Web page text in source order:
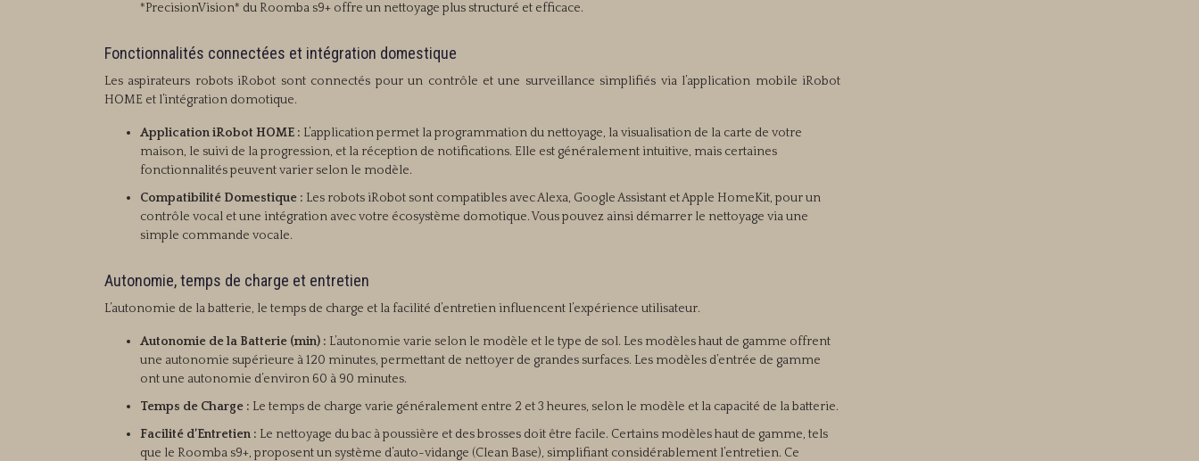
*PrecisionVision* du Roomba s9+ offre un nettoyage plus structuré et efficace.
Fonctionnalités connectées et intégration domestique
Les aspirateurs robots iRobot sont connectés pour un contrôle et une surveillance simplifiés via l’application mobile iRobot
HOME et l’intégration domotique.
Application iRobot HOME : L’application permet la programmation du nettoyage, la visualisation de la carte de votre
maison, le suivi de la progression, et la réception de notifications. Elle est généralement intuitive, mais certaines
fonctionnalités peuvent varier selon le modèle.
Compatibilité Domestique : Les robots iRobot sont compatibles avec Alexa, Google Assistant et Apple HomeKit, pour un
contrôle vocal et une intégration avec votre écosystème domotique. Vous pouvez ainsi démarrer le nettoyage via une
simple commande vocale.
Autonomie, temps de charge et entretien
L’autonomie de la batterie, le temps de charge et la facilité d’entretien influencent l’expérience utilisateur.
Autonomie de la Batterie (min) : L’autonomie varie selon le modèle et le type de sol. Les modèles haut de gamme offrent
une autonomie supérieure à 120 minutes, permettant de nettoyer de grandes surfaces. Les modèles d’entrée de gamme
ont une autonomie d’environ 60 à 90 minutes.
Temps de Charge : Le temps de charge varie généralement entre 2 et 3 heures, selon le modèle et la capacité de la batterie.
Facilité d’Entretien : Le nettoyage du bac à poussière et des brosses doit être facile. Certains modèles haut de gamme, tels
que le Roomba s9+, proposent un système d’auto-vidange (Clean Base), simplifiant considérablement l’entretien. Ce